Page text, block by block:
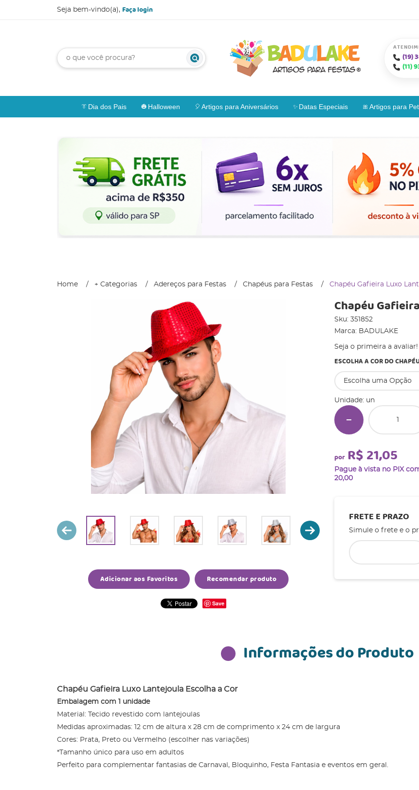
Seja bem-vindo(a), Faça login
(19)
(11)
Dia dos Pais Halloween Artigos para Aniversários Datas Especiais Artigos para
Home + Categorias Adereços para Festas Chapéus para Festas Chapéu Gafieira Luxo
Adicionar aos Favoritos Recomendar produto
Save
Chapéu
Sku: 351852
Marca: BADULAKE
Seja o primeira a avaliar!
ESCOLHA A COR DO
Unidade: un
por R$ 21,05
Pague à vista no PIX
20,00
FRETE E PRAZO
Simule o frete e o
Informações do Produto
Chapéu Gafieira Luxo Lantejoula Escolha a Cor
Embalagem com 1 unidade
Material: Tecido revestido com lantejoulas
Medidas aproximadas: 12 cm de altura x 28 cm de comprimento x 24 cm de largura
Cores: Prata, Preto ou Vermelho (escolher nas variações)
*Tamanho único para uso em adultos
Perfeito para complementar fantasias de Carnaval, Bloquinho, Festa Fantasia e eventos em geral.